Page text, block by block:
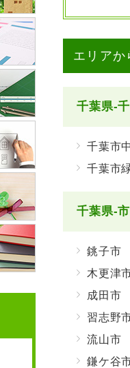
エリアか
千葉県-
千葉市
千葉市
千葉県-
銚子市
木更津
成田市
習志野
流山市
鎌ケ谷